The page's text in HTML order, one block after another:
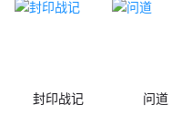
封印战记 问道